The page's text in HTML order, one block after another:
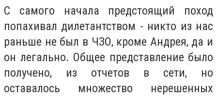
С самого начала предстоящий поход
попахивал дилетантством - никто из нас
раньше не был в ЧЗО, кроме Андрея, да и
он легально. Общее представление было
получено, из отчетов в сети, но
оставалось множество нерешенных